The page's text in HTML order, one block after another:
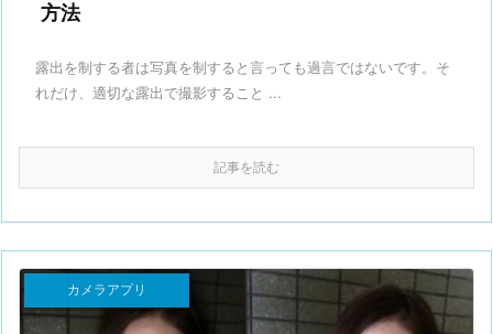
方法
露出を制する者は写真を制すると言っても過言ではないです。そ
れだけ、適切な露出で撮影すること ...
記事を読む
カメラアプリ